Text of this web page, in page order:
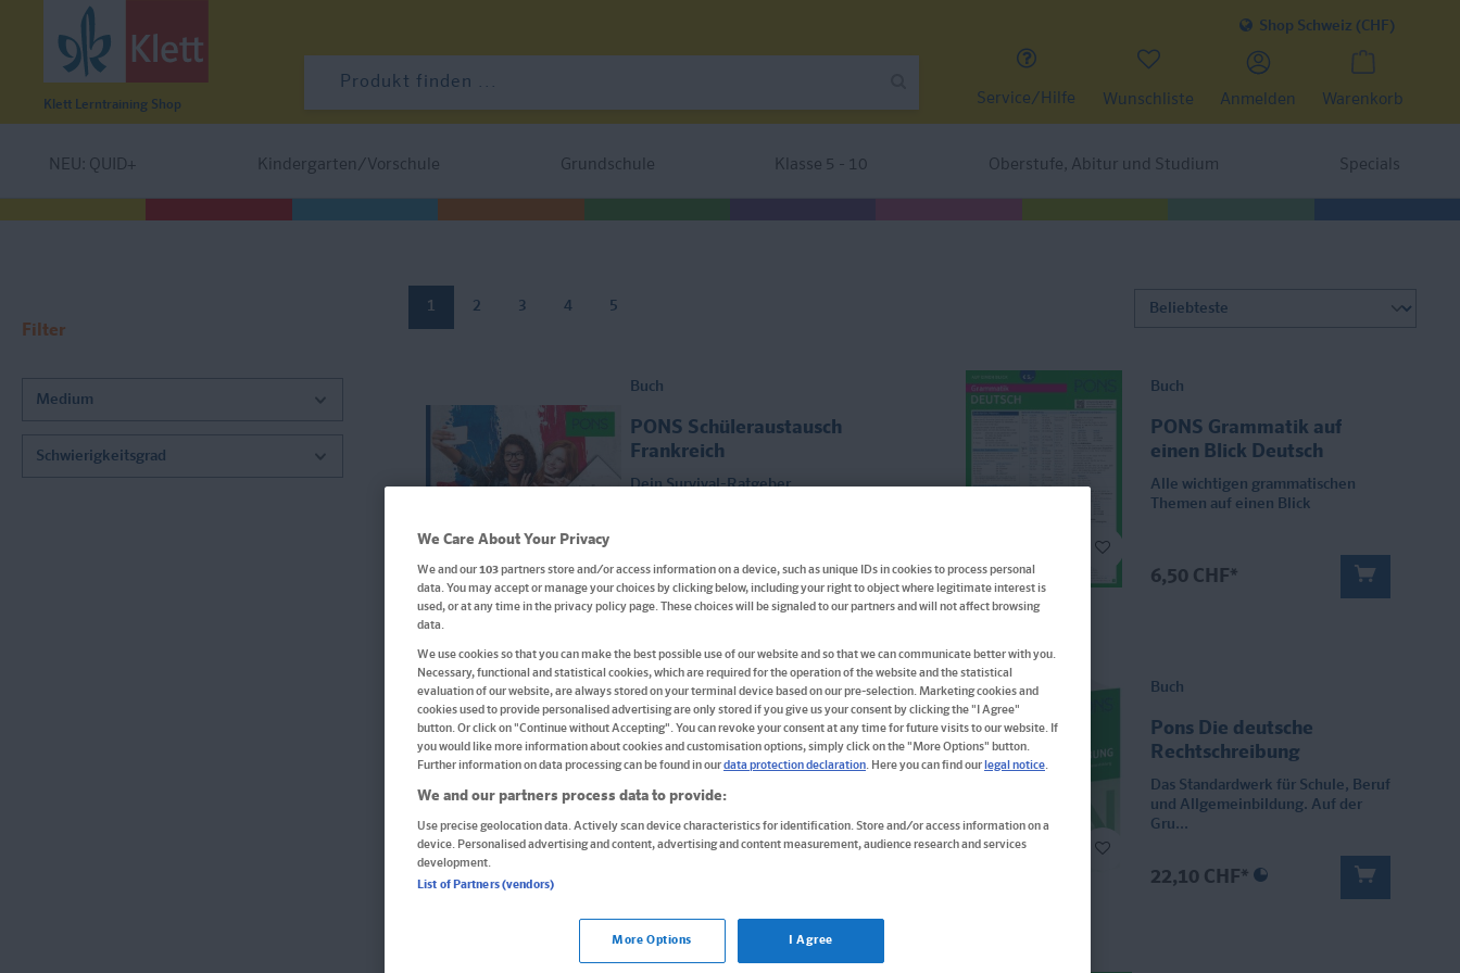
Klett Lerntraining Shop
Shop Schweiz (CHF)
Service/Hilfe Wunschliste Anmelden Warenkorb
NEU: QUID+ Kindergarten/Vorschule Grundschule Klasse 5 - 10 Oberstufe, Abitur und Studium Specials
Pons Produkte
Filter
Medium
Schwierigkeitsgrad
1 2 3 4 5
Buch
PONS Schüleraustausch
Frankreich
Dein Survival-Ratgeber
9,10 CHF*
Buch
PONS Grammatik auf
einen Blick Deutsch
Alle wichtigen grammatischen
Themen auf einen Blick
6,50 CHF*
Buch
PONS Verbtabellen Plus
Deutsch als Fremdsprache
allen Zeitformen. Mit Wendungen,
B...
Buch
Pons Die deutsche
Rechtschreibung
Das Standardwerk für Schule, Beruf
und Allgemeinbildung. Auf der
Gru...
22,10 CHF*
We Care About Your Privacy
We and our103partners store and/or access information on a device, such as unique IDs in cookies to process personal
data. You may accept or manage your choices by clicking below, including your right to object where legitimate interest is
used, or at any time in the privacy policy page. These choices will be signaled to our partners and will not affect browsing
data.
We use cookies so that you can make the best possible use of our website and so that we can communicate better with you.
Necessary, functional and statistical cookies, which are required for the operation of the website and the statistical
evaluation of our website, are always stored on your terminal device based on our pre-selection. Marketing cookies and
cookies used to provide personalised advertising are only stored if you give us your consent by clicking the "I Agree"
button. Or click on "Continue without Accepting". You can revoke your consent at any time for future visits to our website. If
you would like more information about cookies and customisation options, simply click on the "More Options" button.
Further information on data processing can be found in ourdata protection declaration. Here you can find our legal notice.
We and our partners process data to provide:
Use precise geolocation data. Actively scan device characteristics for identification. Store and/or access information on a
device. Personalised advertising and content, advertising and content measurement, audience research and services
development.
List of Partners (vendors)
I Agree
More Options